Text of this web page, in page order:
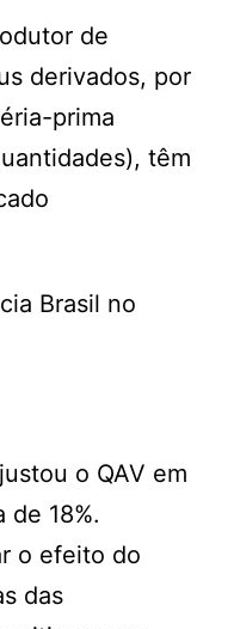
de
derivados, por
prima
têm
Brasil no
o QAV em
de 18%.
o efeito do
das